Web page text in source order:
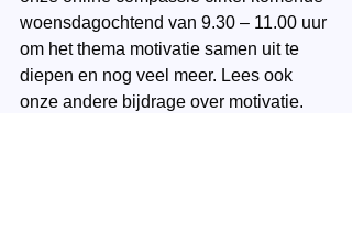
woensdagochtend van 9.30 – 11.00 uur
om het thema motivatie samen uit te
diepen en nog veel meer. Lees ook
onze andere bijdrage over motivatie.